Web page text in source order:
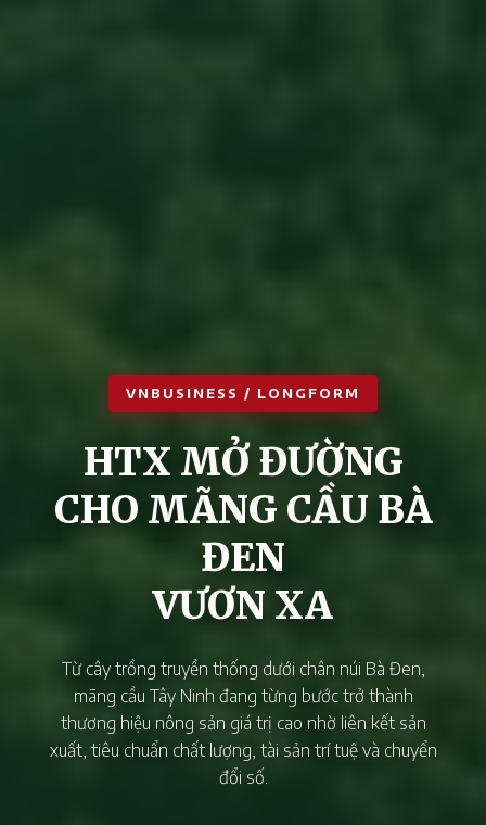
VNBUSINESS / LONGFORM
HTX MỞ ĐƯỜNG
CHO MÃNG CẦU BÀ
ĐEN
VƯƠN XA
Từ cây trồng truyền thống dưới chân núi Bà Đen,
mãng cầu Tây Ninh đang từng bước trở thành
thương hiệu nông sản giá trị cao nhờ liên kết sản
xuất, tiêu chuẩn chất lượng, tài sản trí tuệ và chuyển
đổi số.